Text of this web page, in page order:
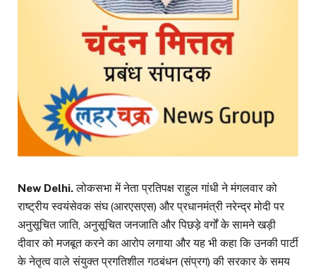
New Delhi.लोकसभा में नेता प्रतिपक्ष राहुल गांधी ने मंगलवार को
राष्ट्रीय स्वयंसेवक संघ (आरएसएस) और प्रधानमंत्री नरेन्द्र मोदी पर
अनुसूचित जाति, अनुसूचित जनजाति और पिछड़े वर्गों के सामने खड़ी
दीवार को मजबूत करने का आरोप लगाया और यह भी कहा कि उनकी पार्टी
के नेतृत्व वाले संयुक्त प्रगतिशील गठबंधन (संप्रग) की सरकार के समय